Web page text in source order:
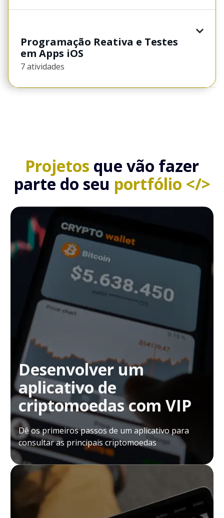
Programação Reativa e Testes
em Apps iOS
7 atividades
Projetos que vão fazer
parte do seu portfólio </>
Desenvolver um
aplicativo de
criptomoedas com VIP
Dê os primeiros passos de um aplicativo para
consultar as principais criptomoedas